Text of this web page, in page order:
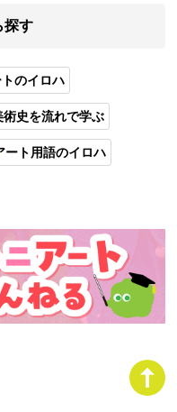
探す
のイロハ
術史を流れで学ぶ
ート用語のイロハ